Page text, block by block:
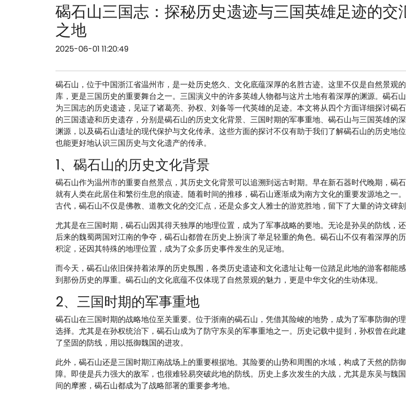
碣石山三国志：探秘历史遗迹与三国英雄足迹的交
之地
2025-06-01 11:20:49
碣石山，位于中国浙江省温州市，是一处历史悠久、文化底蕴深厚的名胜古迹。这里不仅是自然景观
库，更是三国历史的重要舞台之一。三国演义中的许多英雄人物都与这片土地有着深厚的渊源。碣石
为三国志的历史遗迹，见证了诸葛亮、孙权、刘备等一代英雄的足迹。本文将从四个方面详细探讨碣
的三国遗迹和历史遗存，分别是碣石山的历史文化背景、三国时期的军事重地、碣石山与三国英雄的
渊源，以及碣石山遗址的现代保护与文化传承。这些方面的探讨不仅有助于我们了解碣石山的历史地位
也能更好地认识三国历史与文化遗产的传承。
1、碣石山的历史文化背景
碣石山作为温州市的重要自然景点，其历史文化背景可以追溯到远古时期。早在新石器时代晚期，碣
就有人类在此居住和繁衍生息的痕迹。随着时间的推移，碣石山逐渐成为南方文化的重要发源地之一
古代，碣石山不仅是佛教、道教文化的交汇点，还是众多文人雅士的游览胜地，留下了大量的诗文碑刻
尤其是在三国时期，碣石山因其得天独厚的地理位置，成为了军事战略的要地。无论是孙吴的防线，
后来的魏蜀两国对江南的争夺，碣石山都曾在历史上扮演了举足轻重的角色。碣石山不仅有着深厚的
积淀，还因其特殊的地理位置，成为了众多历史事件发生的见证地。
而今天，碣石山依旧保持着浓厚的历史氛围，各类历史遗迹和文化遗址让每一位踏足此地的游客都能
到那份历史的厚重。碣石山的文化底蕴不仅体现了自然景观的魅力，更是中华文化的生动体现。
2、三国时期的军事重地
碣石山在三国时期的战略地位至关重要。位于浙南的碣石山，凭借其险峻的地势，成为了军事防御的
选择。尤其是在孙权统治下，碣石山成为了防守东吴的军事重地之一。历史记载中提到，孙权曾在此
了坚固的防线，用以抵御魏国的进攻。
此外，碣石山还是三国时期江南战场上的重要根据地。其险要的山势和周围的水域，构成了天然的防
障。即使是兵力强大的敌军，也很难轻易突破此地的防线。历史上多次发生的大战，尤其是东吴与魏
间的摩擦，碣石山都成为了战略部署的重要参考地。